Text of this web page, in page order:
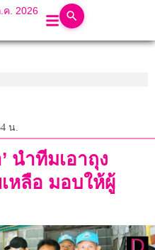
ค. 2026
น.
นำทีมเอาถุง
หลือ มอบให้ผู้